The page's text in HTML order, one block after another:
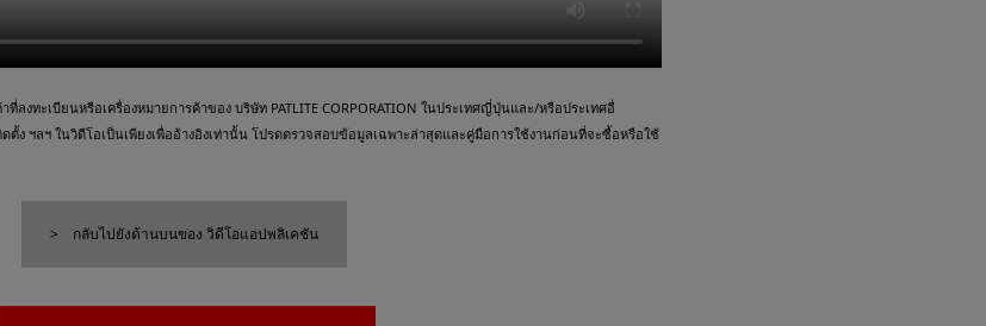
าที่ลงทะเบียนหรือเครื่องหมายการค้าของ บริษัท PATLITE CORPORATION ในประเทศญี่ปุ่นและ/หรือประเทศอื่
ตั้ง ฯลฯ ในวิดีโอเป็นเพียงเพื่ออ้างอิงเท่านั้น โปรดตรวจสอบข้อมูลเฉพาะล่าสุดและคู่มือการใช้งานก่อนที่จะซื้อหรือใช้
กลับไปยังด้านบนของ วิดีโอแอปพลิเคชัน